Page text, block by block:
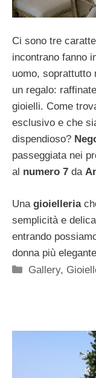
Ci sono tre
incontrano fanno
uomo, soprattutto
un regalo:
gioielli. Come
esclusivo e che
dispendioso?
passeggiata nei
al numero 7 da
Una gioielleria
semplicità e
entrando
donna più
Categorie
Gallery,